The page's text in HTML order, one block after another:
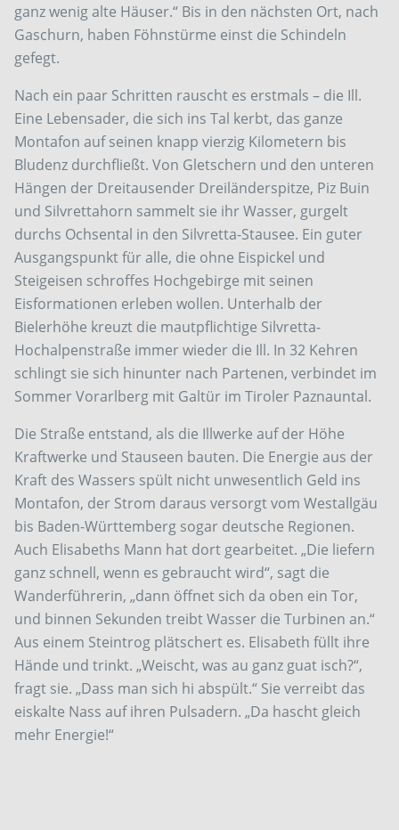
ganz wenig alte Häuser.“ Bis in den nächsten Ort, nach
Gaschurn, haben Föhnstürme einst die Schindeln
gefegt.
Nach ein paar Schritten rauscht es erstmals – die Ill.
Eine Lebensader, die sich ins Tal kerbt, das ganze
Montafon auf seinen knapp vierzig Kilometern bis
Bludenz durchfließt. Von Gletschern und den unteren
Hängen der Dreitausender Dreiländerspitze, Piz Buin
und Silvrettahorn sammelt sie ihr Wasser, gurgelt
durchs Ochsental in den Silvretta-Stausee. Ein guter
Ausgangspunkt für alle, die ohne Eispickel und
Steigeisen schroffes Hochgebirge mit seinen
Eisformationen erleben wollen. Unterhalb der
Bielerhöhe kreuzt die mautpflichtige Silvretta-
Hochalpenstraße immer wieder die Ill. In 32 Kehren
schlingt sie sich hinunter nach Partenen, verbindet im
Sommer Vorarlberg mit Galtür im Tiroler Paznauntal.
Die Straße entstand, als die Illwerke auf der Höhe
Kraftwerke und Stauseen bauten. Die Energie aus der
Kraft des Wassers spült nicht unwesentlich Geld ins
Montafon, der Strom daraus versorgt vom Westallgäu
bis Baden-Württemberg sogar deutsche Regionen.
Auch Elisabeths Mann hat dort gearbeitet. „Die liefern
ganz schnell, wenn es gebraucht wird“, sagt die
Wanderführerin, „dann öffnet sich da oben ein Tor,
und binnen Sekunden treibt Wasser die Turbinen an.“
Aus einem Steintrog plätschert es. Elisabeth füllt ihre
Hände und trinkt. „Weischt, was au ganz guat isch?“,
fragt sie. „Dass man sich hi abspült.“ Sie verreibt das
eiskalte Nass auf ihren Pulsadern. „Da hascht gleich
mehr Energie!“